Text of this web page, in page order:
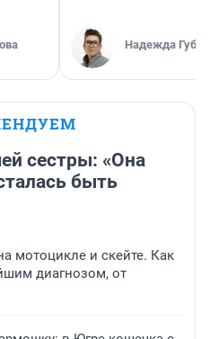
Надежда
сестры: «Она
быть
мотоцикле и скейте. Как
диагнозом, от